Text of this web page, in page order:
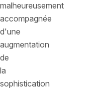
malheureusement
accompagnée
d'une
augmentation
de
la
sophistication